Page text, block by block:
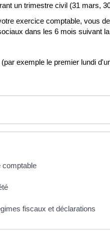
un trimestre civil (31 mars,
exercice comptable, vous
dans les 6 mois suivant
exemple le premier lundi
comptable
fiscaux et déclarations